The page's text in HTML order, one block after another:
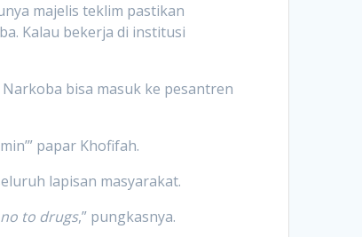
majelis teklim pastikan
Kalau bekerja di institusi
bisa masuk ke pesantren
papar Khofifah.
lapisan masyarakat.
to drugs,” pungkasnya.